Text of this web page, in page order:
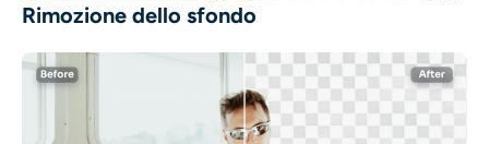
Rimozione dello sfondo